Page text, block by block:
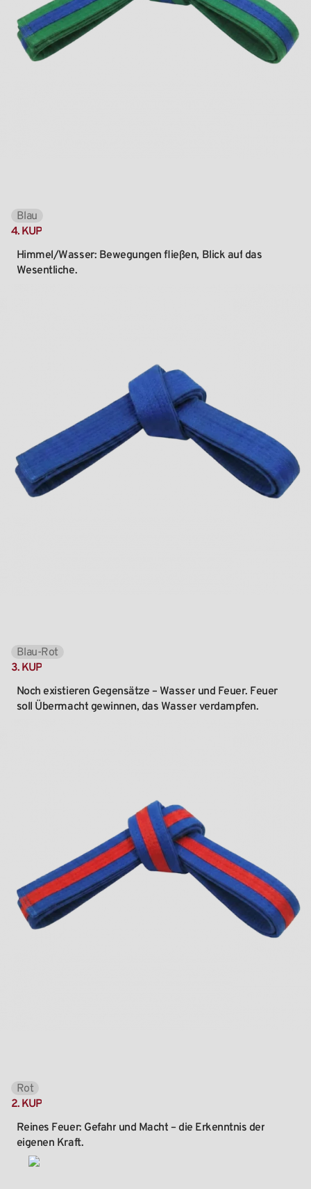
Blau
4. KUP
Himmel/Wasser: Bewegungen fließen, Blick auf das
Wesentliche.
Blau-Rot
3. KUP
Noch existieren Gegensätze – Wasser und Feuer. Feuer
soll Übermacht gewinnen, das Wasser verdampfen.
Rot
2. KUP
Reines Feuer: Gefahr und Macht – die Erkenntnis der
eigenen Kraft.